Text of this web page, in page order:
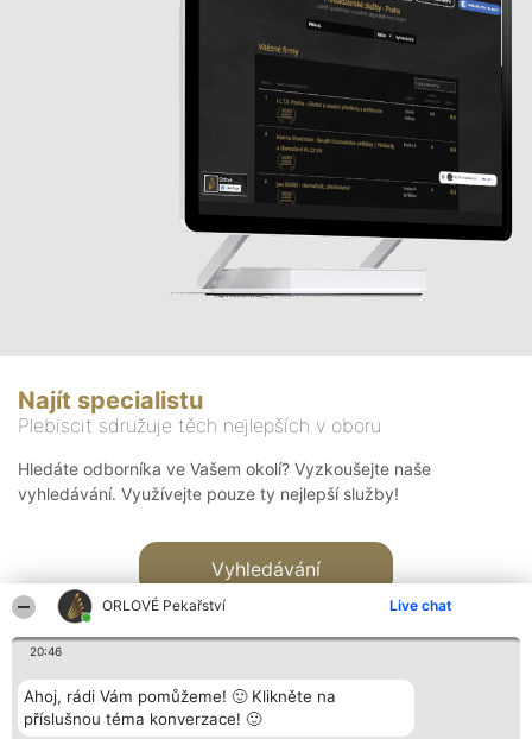
ORLOVÉ Pekařství Live chat
20:46
Ahoj, rádi Vám pomůžeme! 🙂 Klikněte na
příslušnou téma konverzace! 🙂
Najít specialistu
Plebiscit sdružuje těch nejlepších v oboru
Hledáte odborníka ve Vašem okolí? Vyzkoušejte naše
vyhledávání. Využívejte pouze ty nejlepší služby!
Vyhledávání